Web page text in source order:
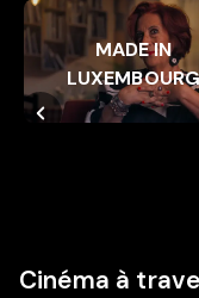
Made in Luxembourg
MADE IN
Cinéma à